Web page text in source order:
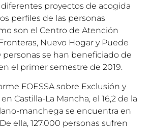
proyectos de acogida
perfiles de las personas
son el Centro de Atención
Nuevo Hogar y Puede
personas se han beneficiado de
el primer semestre de 2019.
FOESSA sobre Exclusión y
Castilla-La Mancha, el 16,2 de la
manchega se encuentra en
ella, 127.000 personas sufren